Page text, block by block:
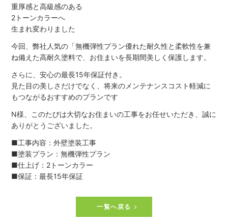
重厚感と高級感のある
2トーンカラーへ
生まれ変わりました
今回、弊社人気の「無機弾性プラン優れた耐久性と柔軟性を兼
ね備えた高耐久塗料で、お住まいを長期間美しく保護します。
さらに、安心の最長15年保証付き。
見た目の美しさだけでなく、将来のメンテナンスコスト軽減に
もつながるおすすめのプランです
N様、このたびは大切なお住まいの工事をお任せいただき、誠に
ありがとうございました。
■工事内容：外壁塗装工事
■塗装プラン：無機弾性プラン
■仕上げ：2トーンカラー
■保証：最長15年保証
一覧へ戻る